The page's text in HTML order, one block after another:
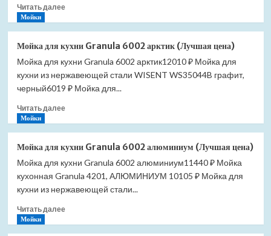
(Лучшая
Читать далееПрочитать
для
кухни
Granula
6002
(Лучшая
Мойки
Мойка для кухни Granula 6002 арктик (Лучшая цена)
Мойка для кухни Granula 6002 арктик12010 ₽ Мойка для
кухни из нержавеющей стали WISENT WS35044B графит,
черный6019 ₽ Мойка для...
Читать далееПрочитать
для
кухни
Granula
6002
(Лучшая
Мойки
Мойка для кухни Granula 6002 алюминиум (Лучшая цена)
Мойка для кухни Granula 6002 алюминиум11440 ₽ Мойка
кухонная Granula 4201, АЛЮМИНИУМ 10105 ₽ Мойка для
кухни из нержавеющей стали...
Читать далееПрочитать
Мойки